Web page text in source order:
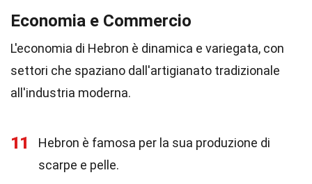
Economia e Commercio
L'economia di Hebron è dinamica e variegata, con
settori che spaziano dall'artigianato tradizionale
all'industria moderna.
11
Hebron è famosa per la sua produzione di
scarpe e pelle.